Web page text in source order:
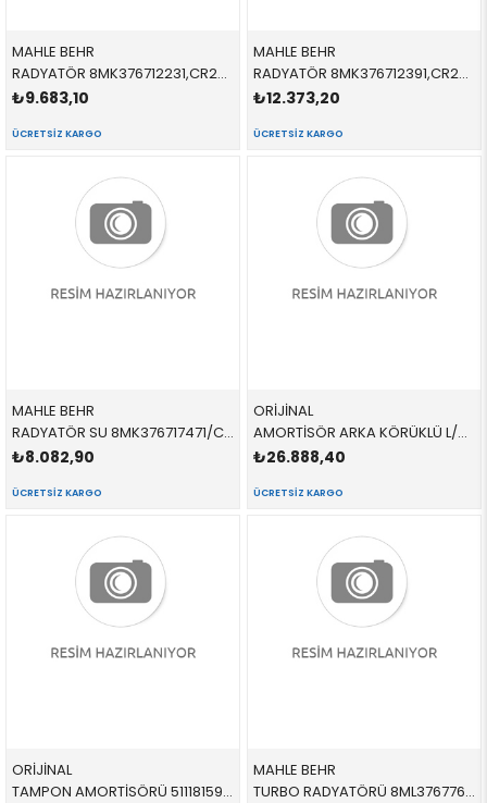
MAHLE BEHR
RADYATÖR 8MK376712231,CR281000P 17111702969 17111702969 E39 2.0İ,2.8İ,3.5İ,4.0İ,M52 99 A KADAR 1991-1999
₺9.683,10
ÜCRETSIZ KARGO
MAHLE BEHR
RADYATÖR 8MK376712391,CR288000P 17112247345 17112247345 E39 2.0D,2.5D,3.0d 1992-2003
₺12.373,20
ÜCRETSIZ KARGO
MAHLE BEHR
RADYATÖR SU 8MK376717471/CR296001P 17111719305 17101728769 E34 M40,M43,M50 OTOMATİK 1989-1996
₺8.082,90
ÜCRETSIZ KARGO
ORİJİNAL
AMORTİSÖR ARKA KÖRÜKLÜ L/R 37121093919 37121093919 37121093919 E39 2.0,2.3,2.5,3.0 SAĞ-SOL 1996-2002
₺26.888,40
ÜCRETSIZ KARGO
ORİJİNAL
TAMPON AMORTİSÖRÜ 51118159360 51118159360 51118159360 E39 2.0,2.3,2.5,2.8,3.0,4.0,M5 ÖN SAĞ 1996-2005
MAHLE BEHR
TURBO RADYATÖRÜ 8ML376776154,CI338000S 17512247359 17512247359 E39,E38 2.0,2.5d,3.0d 1995-2003